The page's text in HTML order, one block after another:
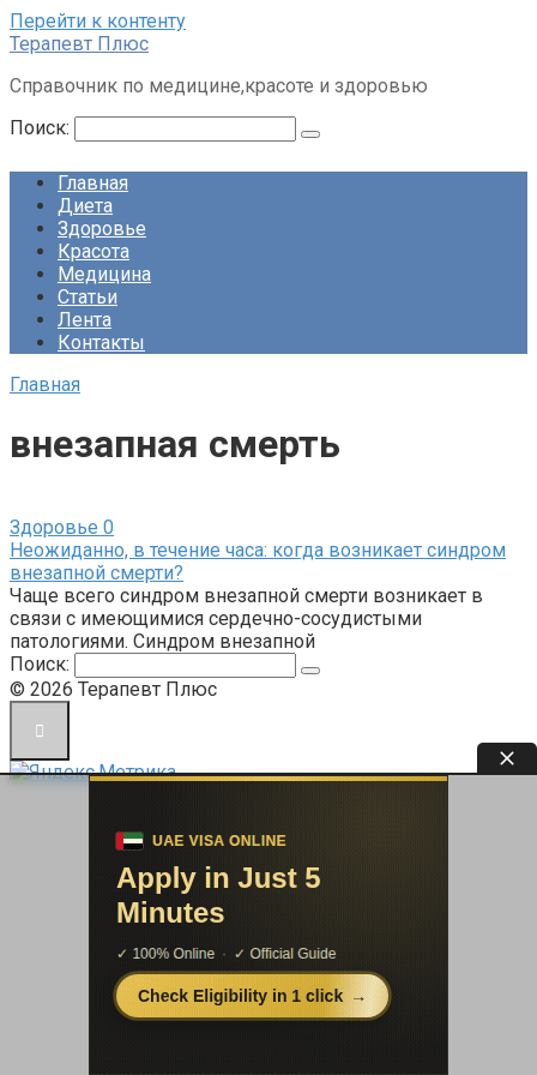
Перейти к контенту
Терапевт Плюс
Справочник по медицине,красоте и здоровью
Поиск:
Главная
Диета
Здоровье
Красота
Медицина
Статьи
Лента
Контакты
Главная
внезапная смерть
Здоровье 0
Неожиданно, в течение часа: когда возникает синдром
внезапной смерти?
Чаще всего синдром внезапной смерти возникает в
связи с имеющимися сердечно-сосудистыми
патологиями. Синдром внезапной
Поиск:
© 2026 Терапевт Плюс